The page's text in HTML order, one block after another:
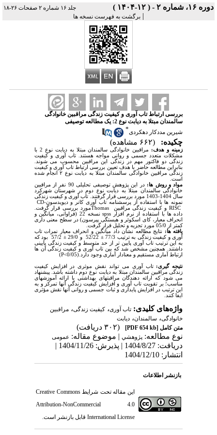
دوره ۱۶، شماره ۲ - ( ۱۲-۱۴۰۴ ) جلد ۱۶ شماره ۲ صفحات ۲۶-۱۸
| برگشت به فهرست نسخه ها
بررسی ارتباط تاب آوری و کیفیت زندگی مراقبین خانوادگی
سالمندان مبتلا به دیابت نوع 2: یک مطالعه توصیفی
شیرین مددکار دهکردی*
چکیده: (۶۶۲ مشاهده)
زمینه و هدف: مراقبین خانوادگی سالمندان مبتلا به دیابت نوع 2
با
مشکلات متعدد جسمی و روانی مواجه هستند. تاب آوری و کیفیت
زندگی دو فاکتور مهم در زندگی این مراقبین محسوب می شوند.
بنابراین مطالعه حاضر با هدف تعیین بررسی ارتباط تاب آوری و کیفیت
زندگی مراقبین خانوادگی سالمندان مبتلا به دیابت نوع ۲
انجام شده
است.
مواد و روش ها: در این پژوهش توصیفی تحلیلی
90 نفر از مراقبین
خانوادگی سالمندان مبتلا به دیابت نوع دوم در شهرستان شهرکرد
سال 1404-1403
مورد بررسی قرار گرفتند. تاب آوری و کیفیت زندگی
نمونه ها با استفاده از پرسشنامه تاب آوری کانر و دیویدسونCD-
RISC و کیفیت زندگی مراقبین Thomasمورد بررسی قرار گرفت.
داده ها با استفاده از نرم افزار spss
نسخه 22 (فراوانی، میانگین و
انحراف معیار، کای اسکوئر و هبستگی پیرسون) در سطح معنی داری
کمتر از 05/0 مورد تجزیه و تحلیل قرار گرفت.
یافته­ ها: نتایج مطالعه نشان داد میانگین و انحراف معیار نمرات تاب
آوری و کیفیت زندگی به ترتیب 77/3
±
±
57/2 بود که
به این ترتیب تاب آوری پایین تر از حد متوسط و کیفیت زندگی پایینی
داشتند. همچنین مشخص شد که بین تاب آوری و کیفیت زندگی آن ها
ارتباط آماری مستقیم و معنادار آماری وجود دارد. (P<0/05)
نتیجه­ گیری: تاب آوری می تواند نقش موثری در افزایش کیفیت
زندگی مراقبین سالمندان مبتلا به دیابت نوع دوم داشته باشد.
پیشنهاد
می شود
که ارائه دهندگان مراقبتهای بهداشتی با ارائه آموزشهای
مناسب؛ بر تقویت تاب آوری و افزایش کیفیت زندگی آنها تمرکز و به
این ترتیب در افزایش پایداری و ثبات جسمی و روانی آنها نقش مؤثری
ایفا کنند
واژه‌های کلیدی: تاب آوری، کیفیت زندگی، مراقبین
خانوادگی، سالمندان، دیابت
متن کامل [PDF 654 kb]
(۳۰۲ دریافت)
نوع مطالعه: پژوهشي| موضوع مقاله: عمومى
دریافت: 1404/8/27 | پذیرش: 1404/11/26 |
انتشار: 1404/12/10
بازنشر اطلاعات
این مقاله تحت شرایطCreative Commons
Attribution-NonCommercial 4.0
International License قابل بازنشر است.